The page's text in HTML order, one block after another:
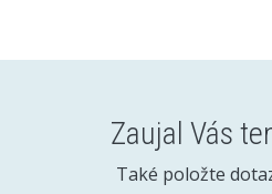
Zaujal Vás
Také položte